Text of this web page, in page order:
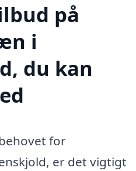
på
i
du kan
for
er det vigtigt